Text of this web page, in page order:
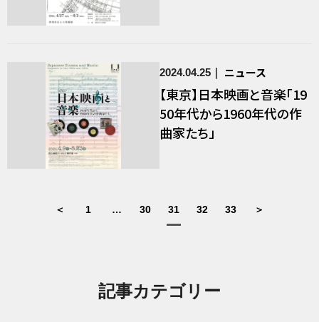
2024.04.25 ニュース
【東京】日本映画と音楽「19
50年代から1960年代の作
曲家たち」
＜ 1 … 30 31 32 33 ＞
記事カテゴリー